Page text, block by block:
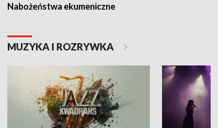
Nabożeństwa ekumeniczne
MUZYKA I ROZRYWKA